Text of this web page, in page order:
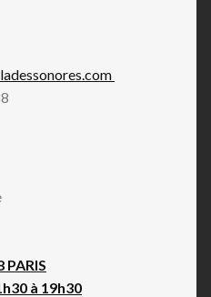
à 19h30